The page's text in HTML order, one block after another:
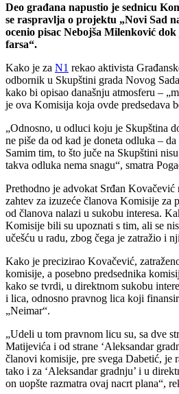
Deo građana napustio je sednicu
se raspravlja o projektu „Novi Sad
ocenio pisac Nebojša Milenković
farsa“.
Kako je za N1 rekao aktivista
odbornik u Skupštini grada Novog
kako bi opisao današnju atmosferu –
je ova Komisija koja ovde predsedava
„Odnosno, u odluci koju je Skupština
ne piše da od kad je doneta odluka – da
Samim tim, to što juče na Skupštini
takva odluka nema snagu“, smatra
Prethodno je advokat Srđan Kovačević
zahtev za izuzeće članova Komisije za
od članova nalazi u sukobu interesa.
Komisije bili su upoznati s tim, ali se
učešću u radu, zbog čega je zatražio i
Kako je precizirao Kovačević,
komisije, a posebno predsednika
kako se tvrdi, u direktnom sukobu
i lica, odnosno pravnog lica koji
„Neimar“.
„Udeli u tom pravnom licu su, sa dve
Matijevića i od strane ‘Aleksandar
članovi komisije, pre svega Dabetić, je
tako i za ‘Aleksandar gradnju’ i u
on uopšte razmatra ovaj nacrt plana“,